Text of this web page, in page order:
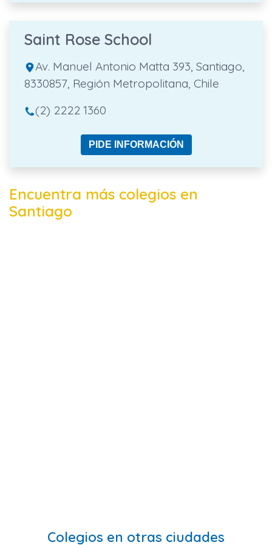
Saint Rose School
Av. Manuel Antonio Matta 393, Santiago,
8330857, Región Metropolitana, Chile
(2) 2222 1360
PIDE INFORMACIÓN
Encuentra más colegios en
Santiago
Colegios en otras ciudades